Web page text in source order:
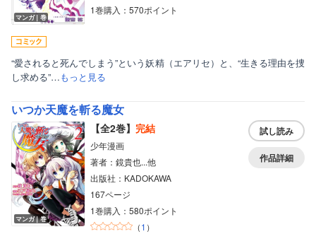
マンガ｜巻
1巻購入：570ポイント
“愛されると死んでしまう”という妖精（エアリセ）と、“生きる理由を捜
し求める”…もっと見る
いつか天魔を斬る魔女
マンガ｜巻
【全2巻】 完結
少年漫画
著者：鏡貴也...他
出版社：KADOKAWA
167ページ
1巻購入：580ポイント
（1 ）
試し読み
作品詳細